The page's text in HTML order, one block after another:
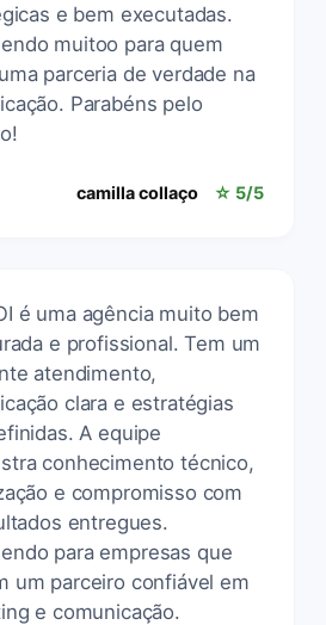
e bem executadas.
muitoo para quem
parceria de verdade na
Parabéns pelo
camilla collaço ☆ 5/5
é uma agência muito bem
e profissional. Tem um
atendimento,
clara e estratégias
A equipe
conhecimento técnico,
e compromisso com
entregues.
para empresas que
um parceiro confiável em
e comunicação.